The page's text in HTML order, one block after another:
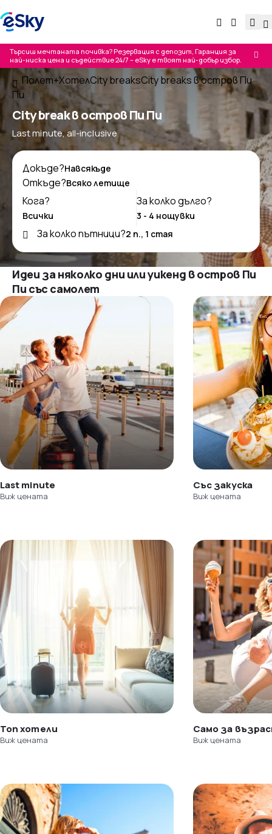
Търсиш мечтаната почивка? Резервация с депозит, Гаранция за
най-ниска цена и съдействие 24/7 – eSky е твоят най-добър избор.
Полет+ХотелCity breaksCity breaks в остров Пи
Пи
City break в остров Пи Пи
Last minute, all-inclusive
Докъде?
Откъде?
Кога?
За колко дълго?
За колко пътници?
Идеи за няколко дни или уикенд в остров Пи
Пи със самолет
Last minute
Виж цената
Със закуска
Виж цената
Топ хотели
Виж цената
Само за
Виж цената